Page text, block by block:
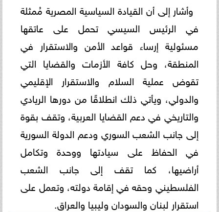
وأشار إلى أن القيادة السياسية المصرية مُمثلة
في الرئيس السيسي تحمل على عاتقها
مسئولية إرساء قواعد الأمن والاستقرار في
المنطقة، وحل كافة الأزمات والقضايا التي
تقوض عملية السلام والاستقرار الإقليمي
والدولي، ويأتي ذلك انطلاقًا من دورها الريادي
والتاريخي في دعم القضايا العربية، وتقف بقوة
إلى جانب الشعب السوري ودعم الدولة السورية
في الحفاظ على سيادتها ووحدة وتكامل
أراضيها، كما تقف إلى جانب الشعب
الفلسطيني وحقه في إقامة دولته، وتعمل على
استقرار لبنان والسودان وليبيا والعراق.